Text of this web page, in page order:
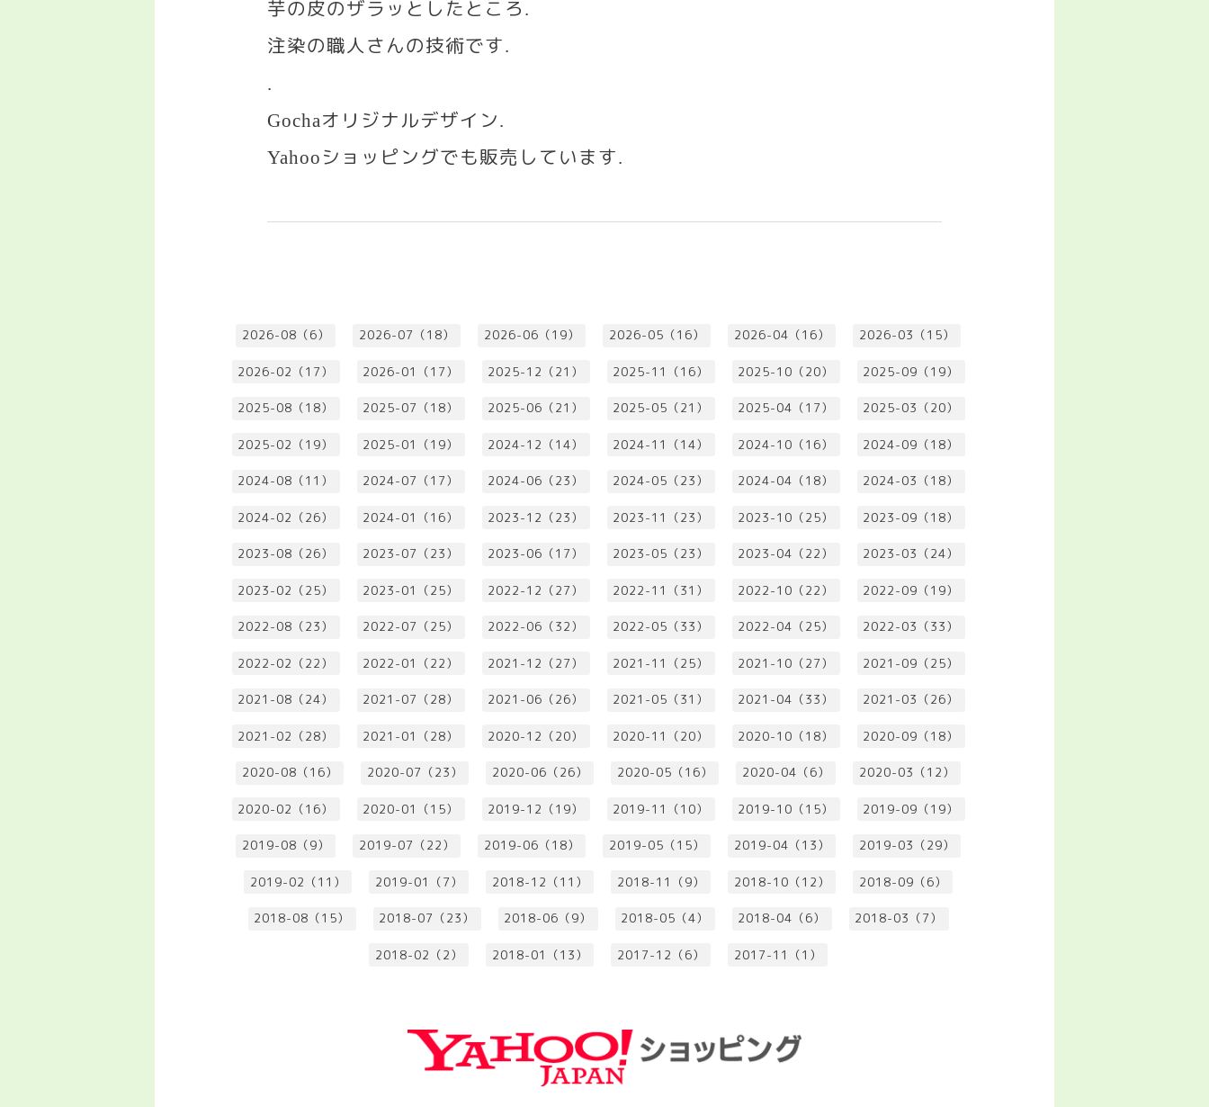
芋の皮のザラッとしたところ .
注染の職人さんの技術です.
.
Gochaオリジナルデザイン.
Yahoo ショッピングでも販売しています.
2026-08（6） 2026-07（18） 2026-06（19） 2026-05（16） 2026-04（16） 2026-03（15）
2026-02（17） 2026-01（17） 2025-12（21） 2025-11（16） 2025-10（20） 2025-09（19）
2025-08（18） 2025-07（18） 2025-06（21） 2025-05（21） 2025-04（17） 2025-03（20）
2025-02（19） 2025-01（19） 2024-12（14） 2024-11（14） 2024-10（16） 2024-09（18）
2024-08（11） 2024-07（17） 2024-06（23） 2024-05（23） 2024-04（18） 2024-03（18）
2024-02（26） 2024-01（16） 2023-12（23） 2023-11（23） 2023-10（25） 2023-09（18）
2023-08（26） 2023-07（23） 2023-06（17） 2023-05（23） 2023-04（22） 2023-03（24）
2023-02（25） 2023-01（25） 2022-12（27） 2022-11（31） 2022-10（22） 2022-09（19）
2022-08（23） 2022-07（25） 2022-06（32） 2022-05（33） 2022-04（25） 2022-03（33）
2022-02（22） 2022-01（22） 2021-12（27） 2021-11（25） 2021-10（27） 2021-09（25）
2021-08（24） 2021-07（28） 2021-06（26） 2021-05（31） 2021-04（33） 2021-03（26）
2021-02（28） 2021-01（28） 2020-12（20） 2020-11（20） 2020-10（18） 2020-09（18）
2020-08（16） 2020-07（23） 2020-06（26） 2020-05（16） 2020-04（6） 2020-03（12）
2020-02（16） 2020-01（15） 2019-12（19） 2019-11（10） 2019-10（15） 2019-09（19）
2019-08（9） 2019-07（22） 2019-06（18） 2019-05（15） 2019-04（13） 2019-03（29）
2019-02（11） 2019-01（7） 2018-12（11） 2018-11（9） 2018-10（12） 2018-09（6）
2018-08（15） 2018-07（23） 2018-06（9） 2018-05（4） 2018-04（6） 2018-03（7）
2018-02（2） 2018-01（13） 2017-12（6） 2017-11（1）